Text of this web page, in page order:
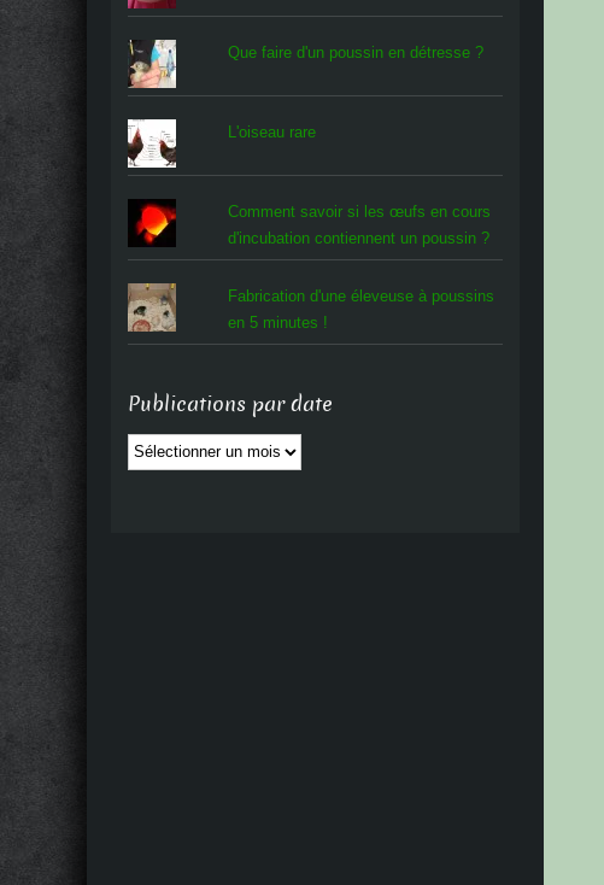
Que faire d'un poussin en détresse ?
L'oiseau rare
Comment savoir si les œufs en cours
d'incubation contiennent un poussin ?
Fabrication d'une éleveuse à poussins
en 5 minutes !
Publications par date
Publications
par